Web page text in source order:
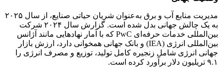
مدیریت منابع آب و برق به‌عنوان شریان حیاتی صنایع، از سال ۲۰۲۵
به یک چالش جهانی بدل‌ شده است. گزارش سال ۲۰۲۴ شرکت
بین‌المللی خدمات حرفه‌ای PwC که با آمار نهادهایی مانند آژانس
بین‌المللی انرژی (IEA) و بانک جهانی همخوانی دارد، ارزش بازار
جهانی انرژی شامل زنجیره کامل تولید، توزیع و مصرف انرژی را
۹.۱ تریلیون دلار برآورد کرده است.